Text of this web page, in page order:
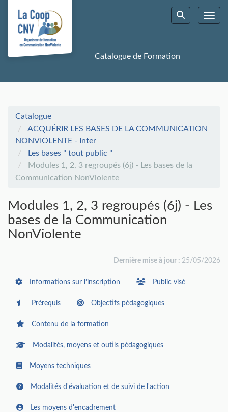
Aller au menu principal
Aller au contenu principal
Personnaliser l'interface
Rechercher
Catalogue de Formation
Catalogue
ACQUÉRIR LES BASES DE LA COMMUNICATION
NONVIOLENTE - Inter
Les bases " tout public "
Modules 1, 2, 3 regroupés (6j) - Les bases de la
Communication NonViolente
Modules 1, 2, 3 regroupés (6j) - Les
bases de la Communication
NonViolente
Dernière mise à jour : 25/05/2026
Informations sur l’inscription Public visé
Prérequis Objectifs pédagogiques
Contenu de la formation
Modalités, moyens et outils pédagogiques
Moyens techniques
Modalités d'évaluation et de suivi de l'action
Les moyens d'encadrement